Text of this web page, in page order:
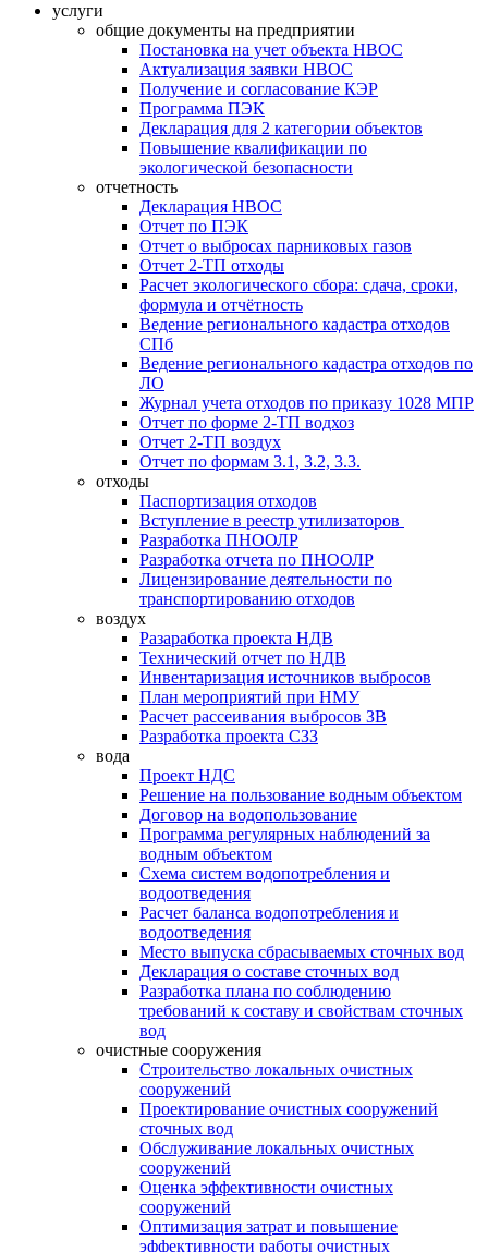
услуги
общие документы на предприятии
Постановка на учет объекта НВОС
Актуализация заявки НВОС
Получение и согласование КЭР
Программа ПЭК
Декларация для 2 категории объектов
Повышение квалификации по
экологической безопасности
отчетность
Декларация НВОС
Отчет по ПЭК
Отчет о выбросах парниковых газов
Отчет 2-ТП отходы
Расчет экологического сбора: сдача, сроки,
формула и отчётность
Ведение регионального кадастра отходов
СПб
Ведение регионального кадастра отходов по
ЛО
Журнал учета отходов по приказу 1028 МПР
Отчет по форме 2-ТП водхоз
Отчет 2-ТП воздух
Отчет по формам 3.1, 3.2, 3.3.
отходы
Паспортизация отходов
Вступление в реестр утилизаторов
Разработка ПНООЛР
Разработка отчета по ПНООЛР
Лицензирование деятельности по
транспортированию отходов
воздух
Разаработка проекта НДВ
Технический отчет по НДВ
Инвентаризация источников выбросов
План мероприятий при НМУ
Расчет рассеивания выбросов ЗВ
Разработка проекта СЗЗ
вода
Проект НДС
Решение на пользование водным объектом
Договор на водопользование
Программа регулярных наблюдений за
водным объектом
Схема систем водопотребления и
водоотведения
Расчет баланса водопотребления и
водоотведения
Место выпуска сбрасываемых сточных вод
Декларация о составе сточных вод
Разработка плана по соблюдению
требований к составу и свойствам сточных
вод
очистные сооружения
Строительство локальных очистных
сооружений
Проектирование очистных сооружений
сточных вод
Обслуживание локальных очистных
сооружений
Оценка эффективности очистных
сооружений
Оптимизация затрат и повышение
эффективности работы очистных